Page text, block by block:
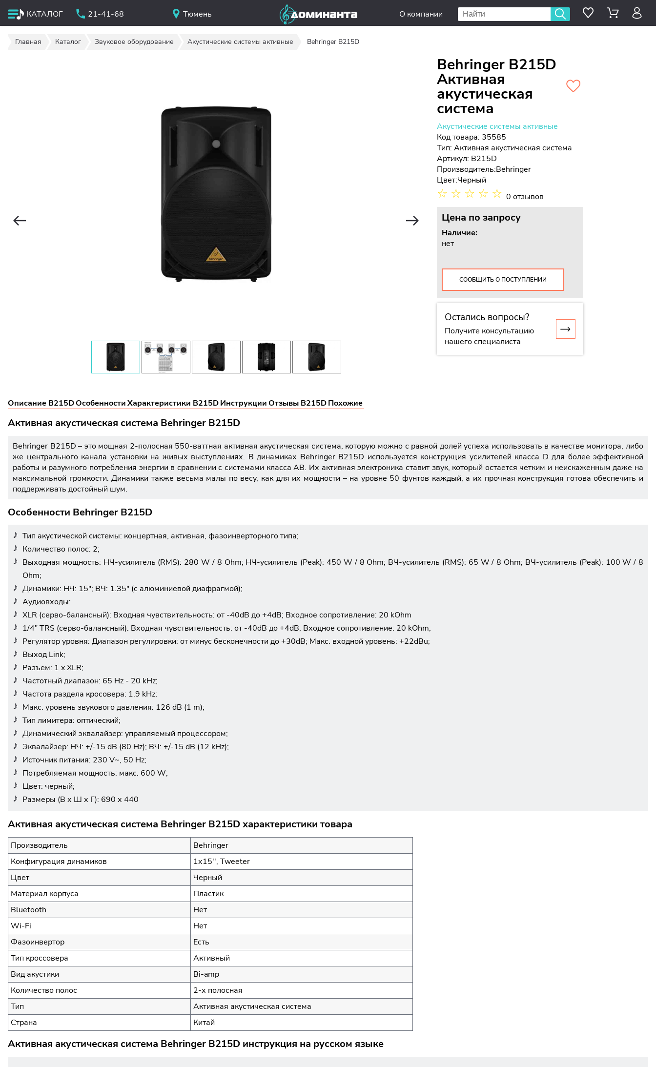
КАТАЛОГ 21-41-68 Тюмень О компании
Главная Каталог Звуковое оборудование Акустические системы активные Behringer B215D
Behringer B215D
Активная
акустическая
система
Акустические системы активные
Код товара: 35585
Тип:Активная акустическая система
Артикул: B215D
Производитель:Behringer
Цвет:Черный
☆ ☆ ☆ ☆ ☆ 0 отзывов
Цена по запросу
Наличие:
нет
СООБЩИТЬ О ПОСТУПЛЕНИИ
Остались вопросы?
Получите консультацию
нашего специалиста
Описание B215DОсобенностиХарактеристики B215DИнструкцииОтзывы B215DПохожие
Активная акустическая система Behringer B215D
Behringer B215D – это мощная 2-полосная 550-ваттная активная акустическая система, которую можно с равной долей успеха использовать в качестве монитора, либо
же центрального канала установки на живых выступлениях. В динамиках Behringer B215D используется конструкция усилителей класса D для более эффективной
работы и разумного потребления энергии в сравнении с системами класса АВ. Их активная электроника ставит звук, который остается четким и неискаженным даже на
максимальной громкости. Динамики также весьма малы по весу, как для их мощности – на уровне 50 фунтов каждый, а их прочная конструкция готова обеспечить и
поддерживать достойный шум.
Особенности Behringer B215D
Тип акустической системы: концертная, активная, фазоинверторного типа;
Количество полос: 2;
Выходная мощность: НЧ-усилитель (RMS): 280 W / 8 Ohm; НЧ-усилитель (Peak): 450 W / 8 Ohm; ВЧ-усилитель (RMS): 65 W / 8 Ohm; ВЧ-усилитель (Peak): 100 W / 8
Ohm;
Динамики: НЧ: 15"; ВЧ: 1.35" (с алюминиевой диафрагмой);
Аудиовходы:
XLR (серво-балансный): Входная чувствительность: от -40dB до +4dB; Входное сопротивление: 20 kOhm
1/4" TRS (серво-балансный): Входная чувствительность: от -40dB до +4dB; Входное сопротивление: 20 kOhm;
Регулятор уровня: Диапазон регулировки: от минус бесконечности до +30dB; Макс. входной уровень: +22dBu;
Выход Link;
Разъем: 1 x XLR;
Частотный диапазон: 65 Hz - 20 kHz;
Частота раздела кросовера: 1.9 kHz;
Макс. уровень звукового давления: 126 dB (1 m);
Тип лимитера: оптический;
Динамический эквалайзер: управляемый процессором;
Эквалайзер: НЧ: +/-15 dB (80 Hz); ВЧ: +/-15 dB (12 kHz);
Источник питания: 230 V~, 50 Hz;
Потребляемая мощность: макс. 600 W;
Цвет: черный;
Размеры (В х Ш х Г): 690 х 440
Активная акустическая система Behringer B215D характеристики товара
Производитель
Behringer
Конфигурация динамиков
1х15'', Tweeter
Цвет
Черный
Материал корпуса
Пластик
Bluetooth
Нет
Wi-Fi
Нет
Фазоинвертор
Есть
Тип кроссовера
Активный
Вид акустики
Bi-amp
Количество полос
2-х полосная
Тип
Активная акустическая система
Страна
Китай
Активная акустическая система Behringer B215D инструкция на русском языке